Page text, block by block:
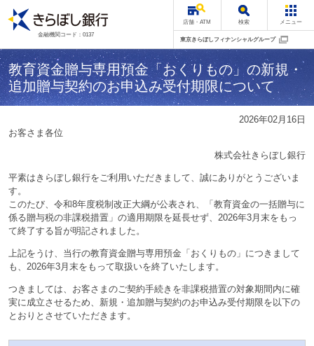
金融機関コード：0137
店舗・ATM 検索 メニュー
東京きらぼしフィナンシャルグループ
教育資金贈与専用預金「おくりもの」の新規・
追加贈与契約のお申込み受付期限について
2026年02月16日
お客さま各位
株式会社きらぼし銀行
平素はきらぼし銀行をご利用いただきまして、誠にありがとうございま
す。
このたび、令和8年度税制改正大綱が公表され、「教育資金の一括贈与に
係る贈与税の非課税措置」の適用期限を延長せず、2026年3月末をもっ
て終了する旨が明記されました。
上記をうけ、当行の教育資金贈与専用預金「おくりもの」につきまして
も、2026年3月末をもって取扱いを終了いたします。
つきましては、お客さまのご契約手続きを非課税措置の対象期間内に確
実に成立させるため、新規・追加贈与契約のお申込み受付期限を以下の
とおりとさせていただきます。